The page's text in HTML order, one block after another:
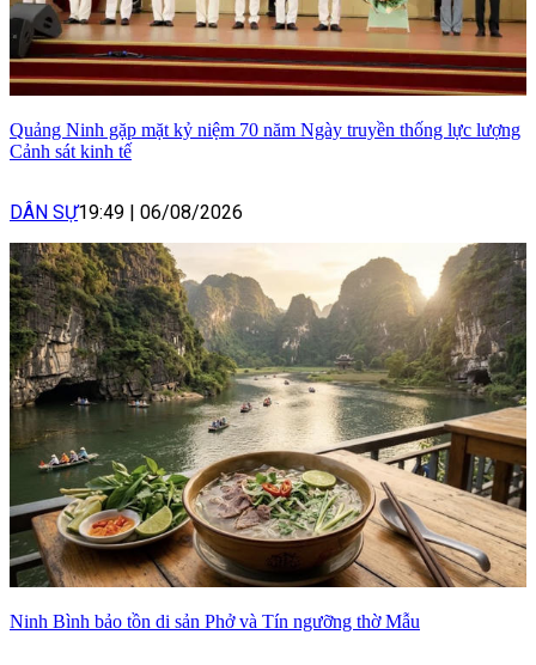
Quảng Ninh gặp mặt kỷ niệm 70 năm Ngày truyền thống lực lượng
Cảnh sát kinh tế
DÂN SỰ19:49 06/08/2026
Ninh Bình bảo tồn di sản Phở và Tín ngưỡng thờ Mẫu